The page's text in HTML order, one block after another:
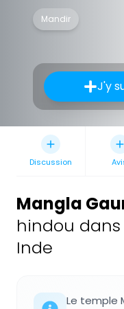
Mandir
J'y
Discussion
Mangla
hindou
Inde
Le temple